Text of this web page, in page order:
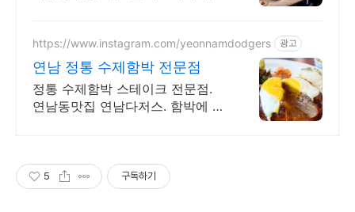
https://www.instagram.com/yeonnamdodgers 광고
연남 정통 수제함박 전문점
정통 수제함박 스테이크 전문점.
연남동맛집 연남다저스. 함박에 진
5 구독하기